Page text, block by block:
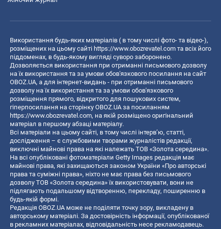
Використання будь-яких матеріалів ( в тому числі фото- та відео-),
розміщених на цьому сайті https://www.obozrevatel.com та всіх його
піддоменах, в будь-якому вигляді суворо заборонено.
Дозволяється використання при отриманні письмового дозволу
на їх використання та за умови обов'язкового посилання на сайт
OBOZ.UA, а для інтернет-видань - при отриманні письмового
дозволу на їх використання та за умови обов'язкового
розміщення прямого, відкритого для пошукових систем,
гіперпосилання на сторінку OBOZ.UA за посиланням
https://www.obozrevatel.com, на якій розміщено оригінальний
матеріал в першому абзаці матеріалу.
Всі матеріали на цьому сайті, в тому числі інтерв’ю, статті,
дослідження – є службовими творами журналістів редакції,
виключні майнові права на які належать ТОВ «Золота середина».
На всі опубліковані фотоматеріали Getty Images редакція має
майнові права, які захищаються законом України «Про авторські
права та суміжні права», ніхто не має права без письмового
дозволу ТОВ «Золота середина» їх використовувати, вони не
підлягають подальшому відтворенню, перекладу, поширенню в
будь-якій формі.
Редакція OBOZ.UA може не поділяти точку зору, викладену в
авторському матеріалі. За достовірність інформації, опублікованої
в рекламних матеріалах, відповідальність несе рекламодавець.